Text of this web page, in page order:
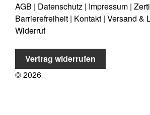
AGB | Datenschutz | Impressum |
Barrierefreiheit | Kontakt | Versand &
Widerruf
Vertrag widerrufen
©2026